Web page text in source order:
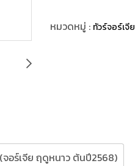
หมวดหมู่ : ทัวร์จอร์เจีย
จอร์เจีย ฤดูหนาว ต้นปี2568)